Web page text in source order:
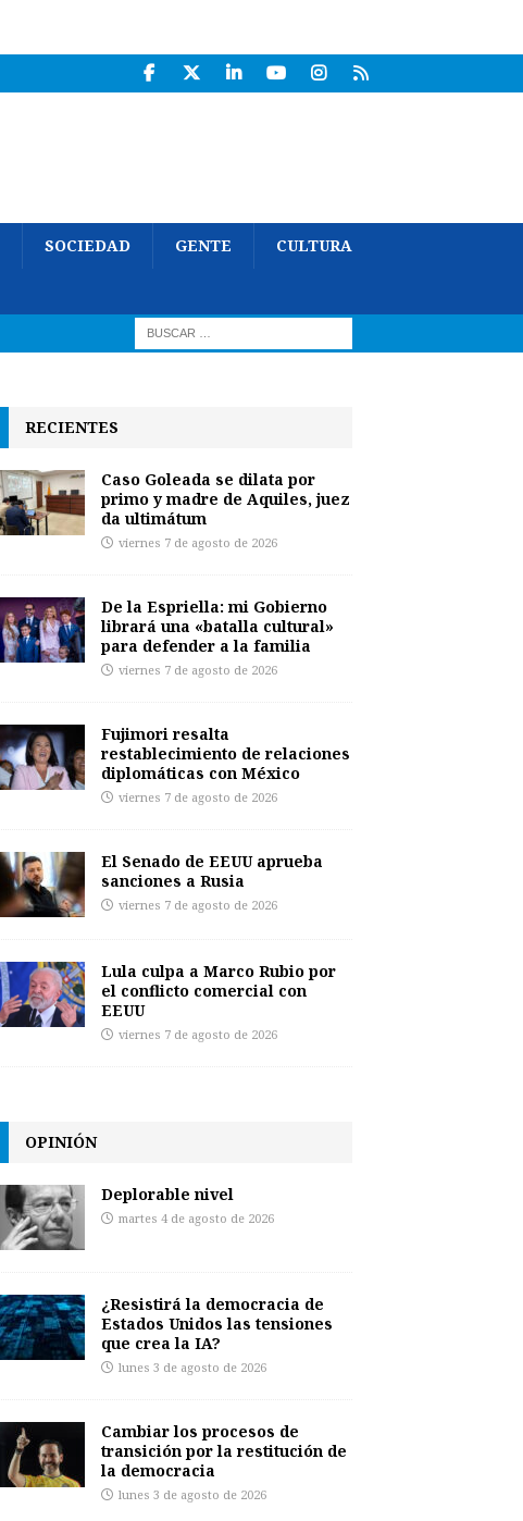
SOCIEDAD GENTE CULTURA
RECIENTES
Caso Goleada se dilata por
primo y madre de Aquiles, juez
da ultimátum
viernes 7 de agosto de 2026
De la Espriella: mi Gobierno
librará una «batalla cultural»
para defender a la familia
viernes 7 de agosto de 2026
Fujimori resalta
restablecimiento de relaciones
diplomáticas con México
viernes 7 de agosto de 2026
El Senado de EEUU aprueba
sanciones a Rusia
viernes 7 de agosto de 2026
Lula culpa a Marco Rubio por
el conflicto comercial con
EEUU
viernes 7 de agosto de 2026
OPINIÓN
Deplorable nivel
martes 4 de agosto de 2026
¿Resistirá la democracia de
Estados Unidos las tensiones
que crea la IA?
lunes 3 de agosto de 2026
Cambiar los procesos de
transición por la restitución de
la democracia
lunes 3 de agosto de 2026